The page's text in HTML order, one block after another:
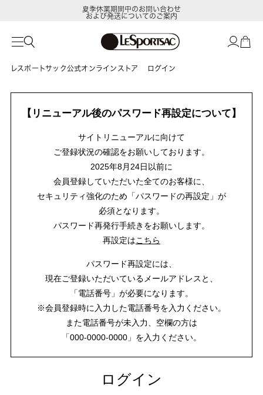
夏季休業期間中のお問い合わせ
および発送についてのご案内
レスポートサック公式オンラインストア ログイン
【リニューアル後のパスワード再設定について】
サイトリニューアルに向けて
ご登録状況の確認をお願いしております。
2025年8月24日以前に
会員登録していただいた全てのお客様に、
セキュリティ強化のため「パスワードの再設定」が
必須となります。
パスワード再発行手続きをお願いします。
再設定はこちら
パスワード再設定には、
現在ご登録いただいているメールアドレスと、
「電話番号」が必要になります。
※会員登録時に入力した電話番号を入力ください。
また電話番号が未入力、空欄の方は
「000-0000-0000」を入力ください。
ログイン